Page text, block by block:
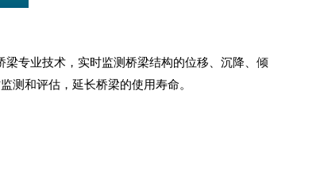
梁专业技术，实时监测桥梁结构的位移、沉降、倾
测和评估，延长桥梁的使用寿命。